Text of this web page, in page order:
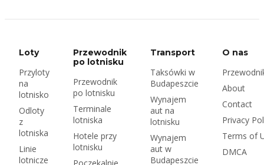
ubezpieczenie i
węgierski znaczek
drogowy — plus czy
wynajmować na
lotnisku czy w mieście.
Loty
Przyloty
na
lotnisko
Odloty
z
lotniska
Linie
lotnicze
Przewodnik
po lotnisku
Przewodnik
po lotnisku
Terminale
lotniska
Hotele przy
lotnisku
Transport
Taksówki w
Budapeszcie
Wynajem
aut na
lotnisku
Wynajem
aut w
Budapeszcie
O nas
About
Contact
Privacy
Terms of
DMCA